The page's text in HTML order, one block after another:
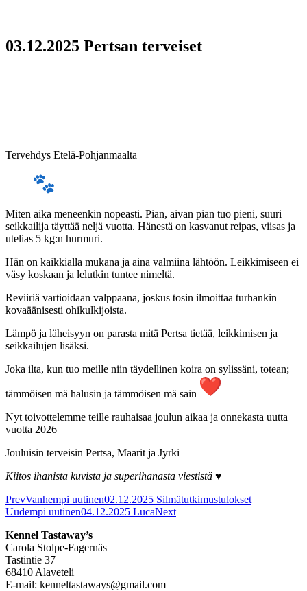
03.12.2025 Pertsan terveiset
Tervehdys Etelä-Pohjanmaalta
Miten aika meneenkin nopeasti. Pian, aivan pian tuo pieni, suuri
seikkailija täyttää neljä vuotta. Hänestä on kasvanut reipas, viisas ja
utelias 5 kg:n hurmuri.
Hän on kaikkialla mukana ja aina valmiina lähtöön. Leikkimiseen ei
väsy koskaan ja lelutkin tuntee nimeltä.
Reviiriä vartioidaan valppaana, joskus tosin ilmoittaa turhankin
kovaäänisesti ohikulkijoista.
Lämpö ja läheisyyn on parasta mitä Pertsa tietää, leikkimisen ja
seikkailujen lisäksi.
Joka ilta, kun tuo meille niin täydellinen koira on sylissäni, totean;
tämmöisen mä halusin ja tämmöisen mä sain
Nyt toivottelemme teille rauhaisaa joulun aikaa ja onnekasta uutta
vuotta 2026
Jouluisin terveisin Pertsa, Maarit ja Jyrki
Kiitos ihanista kuvista ja superihanasta viestistä ♥
PrevVanhempi uutinen02.12.2025 Silmätutkimustulokset
Uudempi uutinen04.12.2025 LucaNext
Kennel Tastaway’s
Carola Stolpe-Fagernäs
Tastintie 37
68410 Alaveteli
E-mail: kenneltastaways@gmail.com